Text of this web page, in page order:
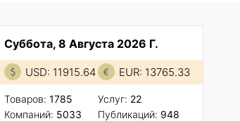
Суббота, 8 Августа 2026 Г.
USD: 11915.64 EUR: 13765.33
Товаров: 1785
Компаний: 5033
Услуг: 22
Публикаций: 948